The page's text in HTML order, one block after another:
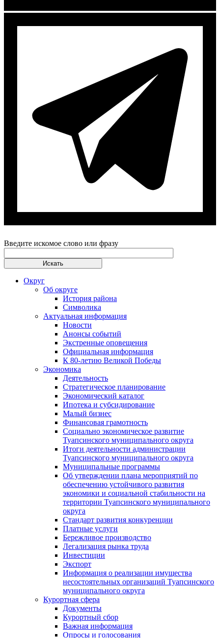
Введите искомое слово или фразу
Округ
Об округе
История района
Символика
Актуальная информация
Новости
Анонсы событий
Экстренные оповещения
Официальная информация
К 80-летию Великой Победы
Экономика
Деятельность
Стратегическое планирование
Экономический каталог
Ипотека и субсидирование
Малый бизнес
Финансовая грамотность
Социально экономическое развитие
Туапсинского муниципального округа
Итоги деятельности администрации
Туапсинского муниципального округа
Муниципальные программы
Об утверждении плана мероприятий по
обеспечению устойчивого развития
экономики и социальной стабильности на
территории Туапсинского муниципального
округа
Стандарт развития конкуренции
Платные услуги
Бережливое производство
Легализация рынка труда
Инвестиции
Экспорт
Информация о реализации имущества
несостоятельных организаций Туапсинского
муниципального округа
Курортная сфера
Документы
Курортный сбор
Важная информация
Опросы и голосования